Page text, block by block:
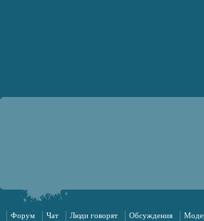
Форум Чат Люди говорят Обсуждения